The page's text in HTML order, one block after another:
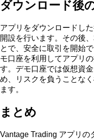
ダウンロード後
アプリをダウンロードし
開設を行います。その後
とで、安全に取引を開始
モ口座を利用してアプリ
す。デモ口座では仮想資
め、リスクを負うことな
ます。
まとめ
Vantage Trading アプリの